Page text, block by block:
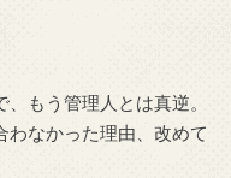
もう管理人とは真逆。
わなかった理由、改めて